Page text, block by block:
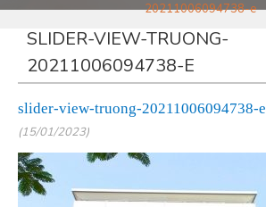
20211006094738-e
SLIDER-VIEW-TRUONG-
20211006094738-E
slider-view-truong-20211006094738-e
(15/01/2023)